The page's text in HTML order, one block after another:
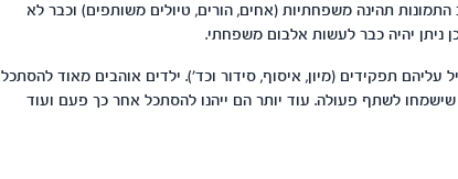
תהינה משפחתיות (אחים, הורים, טיולים משותפים) וכבר לא
ניתן יהיה כבר לעשות אלבום משפחתי.
עליהם תפקידים (מיון, איסוף, סידור וכד'). ילדים אוהבים מאוד להסתכל
לשתף פעולה. עוד יותר הם ייהנו להסתכל אחר כך פעם ועוד